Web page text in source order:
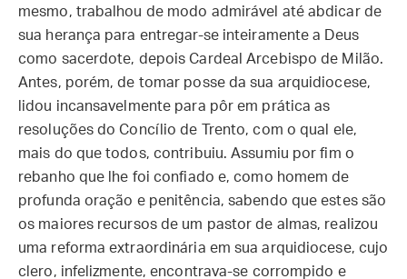
mesmo, trabalhou de modo admirável até abdicar de
sua herança para entregar-se inteiramente a Deus
como sacerdote, depois Cardeal Arcebispo de Milão.
Antes, porém, de tomar posse da sua arquidiocese,
lidou incansavelmente para pôr em prática as
resoluções do Concílio de Trento, com o qual ele,
mais do que todos, contribuiu. Assumiu por fim o
rebanho que lhe foi confiado e, como homem de
profunda oração e penitência, sabendo que estes são
os maiores recursos de um pastor de almas, realizou
uma reforma extraordinária em sua arquidiocese, cujo
clero, infelizmente, encontrava-se corrompido e